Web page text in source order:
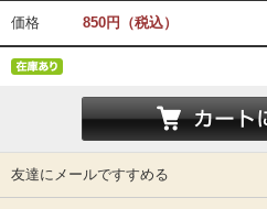
価格 850円（税込）
友達にメールですすめる